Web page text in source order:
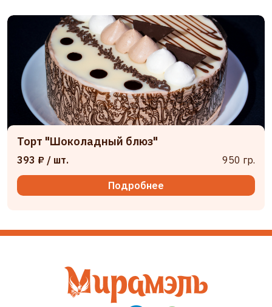
Торт "Шоколадный блюз"
393 ₽ / шт. 950 гр.
Подробнее